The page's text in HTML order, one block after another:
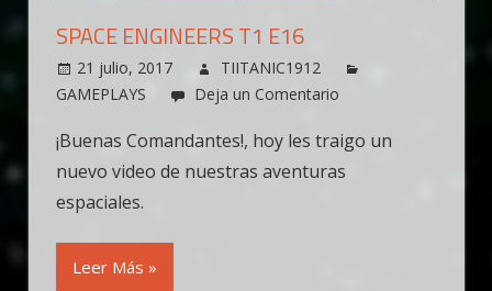
SPACE ENGINEERS T1 E16
21 julio, 2017
TIITANIC1912
GAMEPLAYS
Deja un Comentario
¡Buenas Comandantes!, hoy les traigo un
nuevo video de nuestras aventuras
espaciales.
Leer Más »